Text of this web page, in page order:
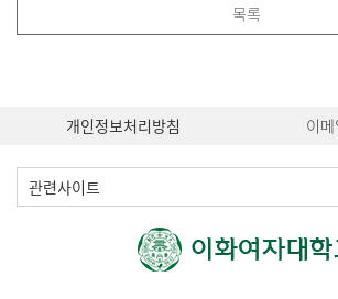
목록
개인정보처리방침 이
관련사이트